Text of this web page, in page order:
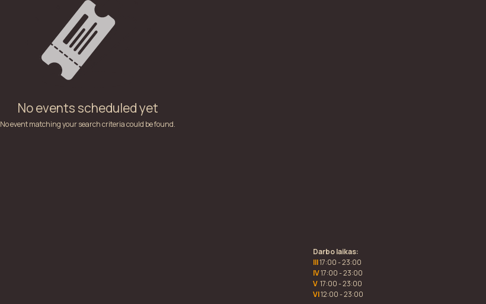
No events scheduled yet
No event matching your search criteria could be found.
Darbo laikas:
III17:00 - 23:00
IV17:00 - 23:00
V 17:00 - 23:00
VI12:00 - 23:00